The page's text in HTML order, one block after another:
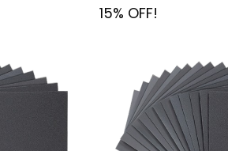
15% OFF!